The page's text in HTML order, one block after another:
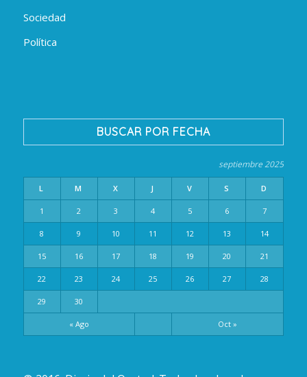
Sociedad
Política
BUSCAR POR FECHA
septiembre 2025
L M X J V S D
« Ago Oct »
1 2 3 4 5 6 7
8 9 10 11 12 13 14
15 16 17 18 19 20 21
22 23 24 25 26 27 28
29 30